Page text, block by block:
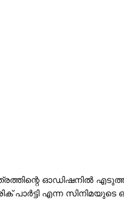
ഓഡിഷനിൽ
പാർട്ടി എന്ന